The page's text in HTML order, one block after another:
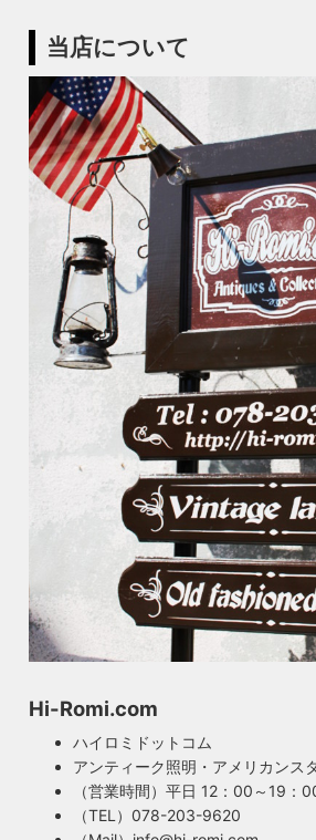
当店について
Hi-Romi.com
ハイロミドットコム
アンティーク照明・アメリカンス
（営業時間）平日 12：00～19：
（TEL）078-203-9620